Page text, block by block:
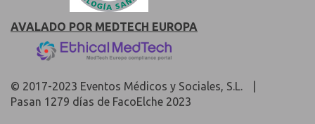
AVALADO POR MEDTECH EUROPA
© 2017-2023 Eventos Médicos y Sociales, S.L.
Pasan 1279 días de FacoElche 2023